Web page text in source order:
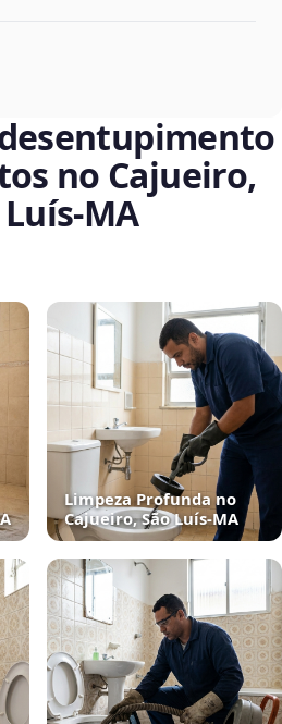
no Cajueiro,
Limpeza Profunda no
Cajueiro, São Luís‑MA